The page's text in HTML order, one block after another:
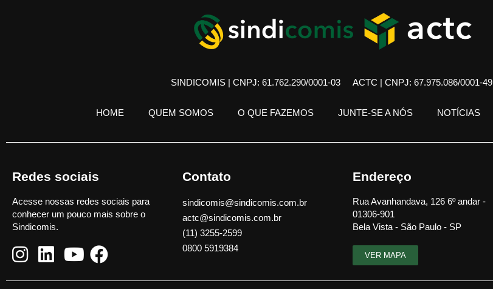
SINDICOMIS | CNPJ: 61.762.290/0001-03 ACTC | CNPJ: 67.975.086/0001-49
HOME QUEM SOMOS O QUE FAZEMOS JUNTE-SE A NÓS NOTÍCIAS
Redes sociais
Acesse nossas redes sociais para
conhecer um pouco mais sobre o
Sindicomis.
Contato
sindicomis@sindicomis.com.br
actc@sindicomis.com.br
(11) 3255-2599
0800 5919384
Endereço
Rua Avanhandava, 126 6º andar -
01306-901
Bela Vista - São Paulo - SP
VER MAPA